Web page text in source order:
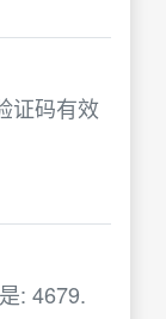
证码有效
: 4679.